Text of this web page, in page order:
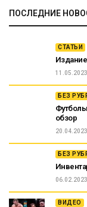
ПОСЛЕДНИЕ
СТАТЬИ
11.05.2023
БЕЗ
обзор
20.04.2023
БЕЗ
06.02.2023
ВИДЕО